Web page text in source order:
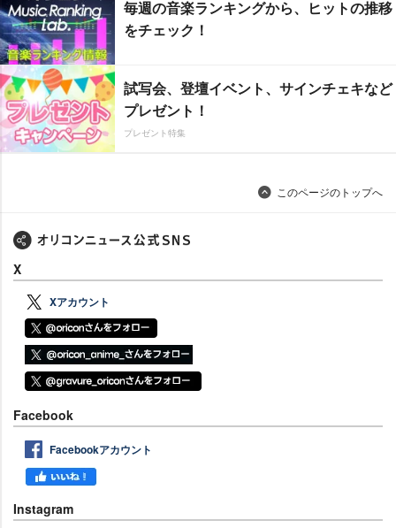
毎週の音楽ランキングから、ヒットの推移
をチェック！
試写会、登壇イベント、サインチェキなど
プレゼント！
プレゼント特集
このページのトップへ
X
Xアカウント
Facebook
Facebookアカウント
Instagram